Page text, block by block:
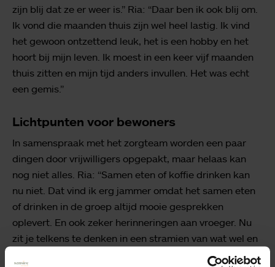
zijn blij dat ze er weer is.” Ria: “Daar ben ik ook blij om.
Ik vond die maanden thuis zijn wel heel lastig. Ik vind
het gewoon ontzettend leuk, het is een hobby en het
hoort bij mijn leven. Ik moest in een keer vijf maanden
thuis zitten en mijn tijd anders invullen. Het was echt
een gemis.”
Lichtpunten voor bewoners
In samenspraak met het zorgteam worden een paar
dingen door vrijwilligers opgepakt, maar helaas kan
nog niet alles. Ria: “Samen eten of koffie drinken kan
nu niet. Dat vind ik erg jammer omdat het samen eten
of drinken in de groep altijd mooie gesprekken
oplevert. En ook zeker herinneringen aan vroeger. Nu
zit je telkens te denken in een stramien van wat wel en
niet kan. Het is een stuk minder ongedwongen. Maar ik